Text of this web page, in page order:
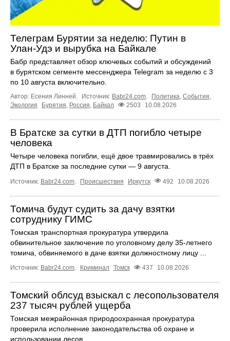
Телеграм Бурятии за неделю: Путин в
Улан‑Удэ и вырубка на Байкале
Бабр представляет обзор ключевых событий и обсуждений
в бурятском сегменте мессенджера Telegram за неделю с 3
по 10 августа включительно.
Автор: Есения Линней. Источник: Babr24.com. Политика, События,
Экология
Бурятия, Россия, Байкал 2503 10.08.2026
В Братске за сутки в ДТП погибло четыре
человека
Четыре человека погибли, ещё двое травмировались в трёх
ДТП в Братске за последние сутки — 9 августа.
Источник: Babr24.com Происшествия Иркутск 492 10.08.2026
Томича будут судить за дачу взятки
сотруднику ГИМС
Томская транспортная прокуратура утвердила
обвинительное заключение по уголовному делу 35-летнего
томича, обвиняемого в даче взятки должностному лицу ...
Источник: Babr24.com Криминал Томск 437 10.08.2026
Томский облсуд взыскал с лесопользователя
237 тысяч рублей ущерба
Томская межрайонная природоохранная прокуратура
проверила исполнение законодательства об охране и
использовании лесов.